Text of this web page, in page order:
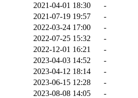
2021-04-01 18:30
-
2021-07-19 19:57
-
2022-03-24 17:00
-
2022-07-25 15:32
-
2022-12-01 16:21
-
2023-04-03 14:52
-
2023-04-12 18:14
-
2023-06-15 12:28
-
2023-08-08 14:05
-